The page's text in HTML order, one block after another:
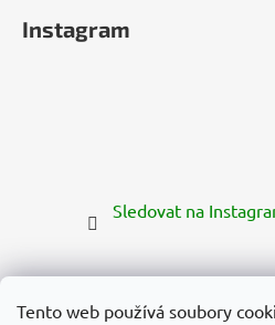
Tento web používá soubory
Instagram
Sledovat na